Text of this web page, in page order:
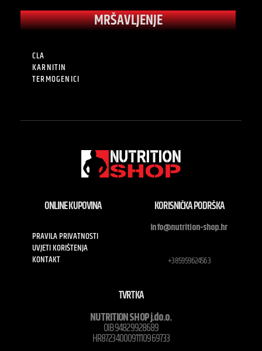
MRŠAVLJENJE
CLA
KARNITIN
TERMOGENICI
ONLINE KUPOVINA
PRAVILA PRIVATNOSTI
UVJETI KORIŠTENJA
KONTAKT
KORISNIČKA PODRŠKA
info@nutrition-shop.hr
+385959624563
TVRTKA
NUTRITION SHOP j.do.o.
OIB 94829928689
HR8723400091110969733